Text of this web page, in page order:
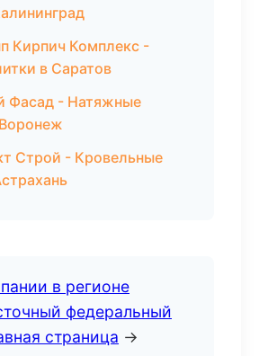
Кирпич Комплекс -
в Саратов
Фасад - Натяжные
Строй - Кровельные
в регионе
федеральный
страница →